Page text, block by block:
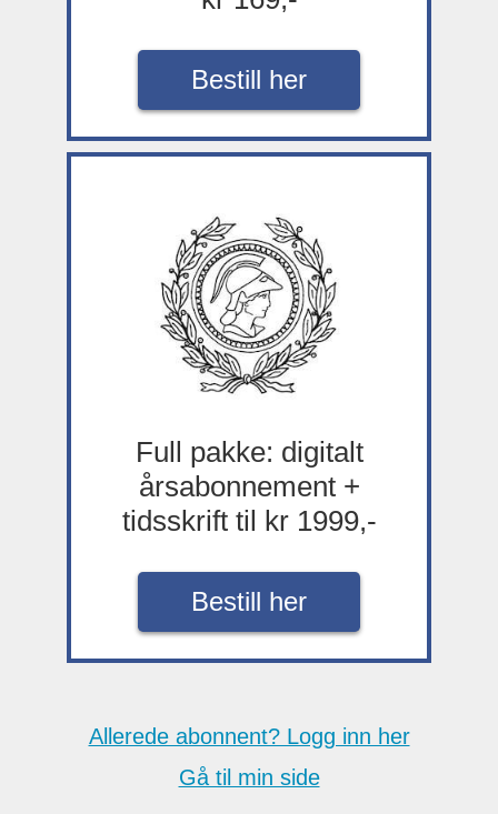
Bestill her
Full pakke: digitalt
årsabonnement +
tidsskrift til kr 1999,-
Bestill her
Allerede abonnent? Logg inn her
Gå til min side